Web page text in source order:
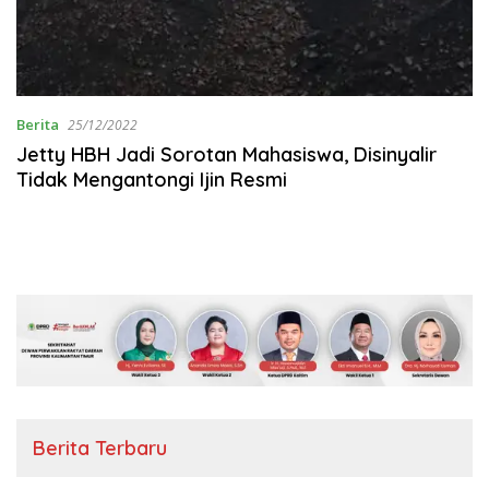
Berita 25/12/2022
Jetty HBH Jadi Sorotan Mahasiswa, Disinyalir
Tidak Mengantongi Ijin Resmi
Berita Terbaru